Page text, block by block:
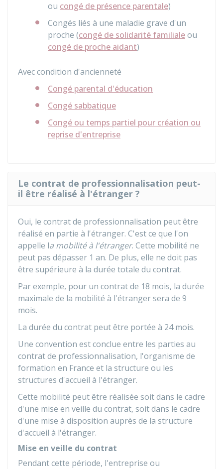
ou congé de présence parentale)
Congés liés à une maladie grave d'un
proche (congé de solidarité familialeou
congé de proche aidant)
Avec condition d'ancienneté
Congé parental d'éducation
Congé sabbatique
Congé ou temps partiel pour création ou
reprise d'entreprise
Le contrat de professionnalisation peut-
il être réalisé à l'étranger ?
Oui, le contrat de professionnalisation peut être
réalisé en partie à l'étranger. C'est ce que l'on
appelle la mobilité à l'étranger. Cette mobilité ne
peut pas dépasser 1 an. De plus, elle ne doit pas
être supérieure à la durée totale du contrat.
Par exemple, pour un contrat de 18 mois, la durée
maximale de la mobilité à l'étranger sera de 9
mois.
La durée du contrat peut être portée à 24 mois.
Une convention est conclue entre les parties au
contrat de professionnalisation, l'organisme de
formation en France et la structure ou les
structures d'accueil à l'étranger.
Cette mobilité peut être réalisée soit dans le cadre
d'une mise en veille du contrat, soit dans le cadre
d'une mise à disposition auprès de la structure
d'accueil à l'étranger.
Mise en veille du contrat
Pendant cette période, l'entreprise ou